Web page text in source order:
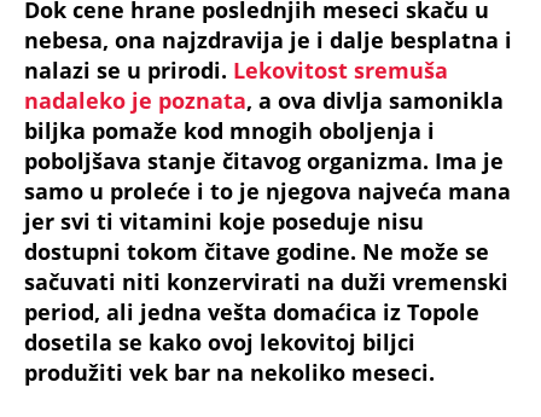
Dok cene hrane poslednjih meseci skaču u
nebesa, ona najzdravija je i dalje besplatna i
nalazi se u prirodi. Lekovitost sremuša
nadaleko je poznata, a ova divlja samonikla
biljka pomaže kod mnogih oboljenja i
poboljšava stanje čitavog organizma. Ima je
samo u proleće i to je njegova najveća mana
jer svi ti vitamini koje poseduje nisu
dostupni tokom čitave godine. Ne može se
sačuvati niti konzervirati na duži vremenski
period, ali jedna vešta domaćica iz Topole
dosetila se kako ovoj lekovitoj biljci
produžiti vek bar na nekoliko meseci.